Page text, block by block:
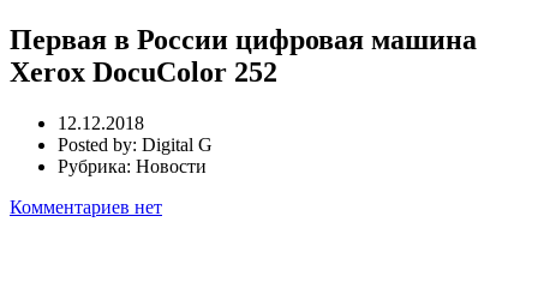
Первая в России цифровая машина
Xerox DocuColor 252
12.12.2018
Posted by: Digital G
Рубрика: Новости
Комментариев нет